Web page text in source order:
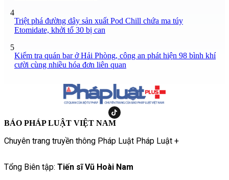
4
Triệt phá đường dây sản xuất Pod Chill chứa ma túy
Etomidate, khởi tố 30 bị can
5
Kiểm tra quán bar ở Hải Phòng, công an phát hiện 98 bình khí
cười cùng nhiều hóa đơn liên quan
BÁO PHÁP LUẬT VIỆT NAM
Chuyên trang truyền thông Pháp Luật Pháp Luật +
Tổng Biên tập: Tiến sĩ Vũ Hoài Nam